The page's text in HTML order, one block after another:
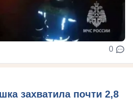
0
захватила почти 2,8